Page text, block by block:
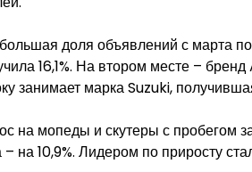
доля объявлений с марта
16,1%. На втором месте –
занимает марка Suzuki,
на мопеды и скутеры с пробегом
– на 10,9%. Лидером по приросту